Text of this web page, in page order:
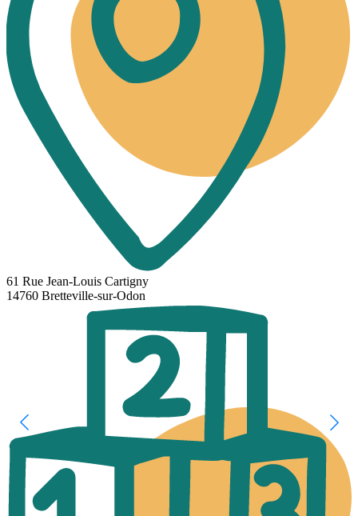
61 Rue Jean-Louis Cartigny
14760 Bretteville-sur-Odon